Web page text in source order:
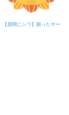
【眉間にシワ】困ったサー